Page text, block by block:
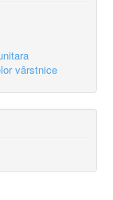
vârstnice